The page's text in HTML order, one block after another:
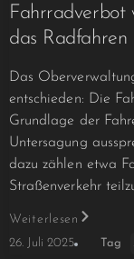
Fahrradverbot
das
Das
entschieden: Die
Grundlage der
Untersagung
dazu zählen etwa
Straßenverkehr
Weiterlesen
26. Juli 2025
Tag